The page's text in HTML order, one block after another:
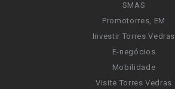
SMAS
Promotorres, EM
Investir Torres Vedras
E-negócios
Mobilidade
Visite Torres Vedras